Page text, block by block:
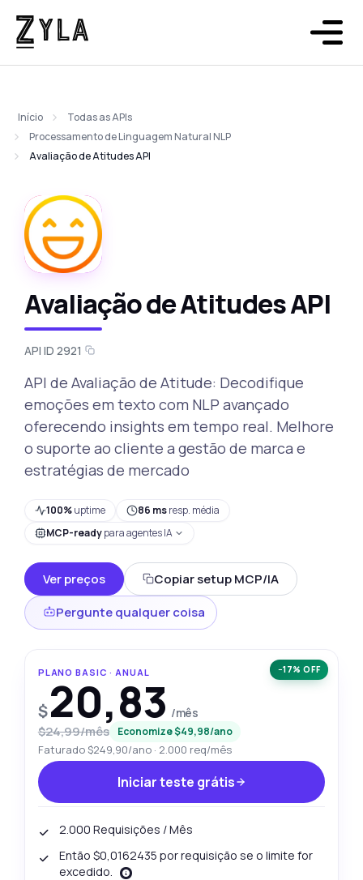
Início
Todas as APIs
Processamento de Linguagem Natural NLP
Avaliação de Atitudes API
Avaliação de Atitudes API
API ID 2921
API de Avaliação de Atitude: Decodifique
emoções em texto com NLP avançado
oferecendo insights em tempo real. Melhore
o suporte ao cliente a gestão de marca e
estratégias de mercado
100%uptime 86 msresp. média
MCP-readypara agentes IA
Ver preços
Copiar setup MCP/IA
Pergunte qualquer coisa
−17% OFF
PLANO BASIC · ANUAL
$20,83 /mês
$24,99/mês Economize $49,98/ano
Faturado $249,90/ano · 2.000 req/mês
Iniciar teste grátis
2.000 Requisições / Mês
Então $0,0162435 por requisição se o limite for
excedido.